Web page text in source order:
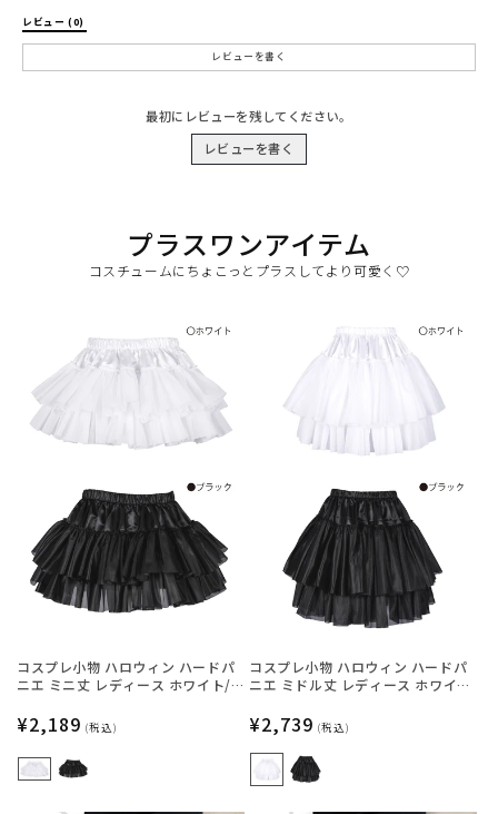
レビュー (0)
レビューを書く
最初にレビューを残してください。
レビューを書く
プラスワンアイテム
コスチュームにちょこっとプラスしてより可愛く♡
コスプレ小物 ハロウィン ハードパ
ニエ ミニ丈 レディース ホワイト/
トーン】
通
常
価
¥2,189 (税込)
コスプレ小物 ハロウィン ハードパ
ニエ ミドル丈 レディース ホワイ
ストーン】
通
常
価
¥2,739 (税込)